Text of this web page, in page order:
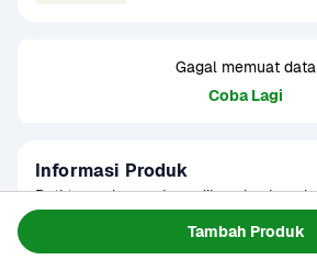
Tambah Produk
Gagal memuat data
Coba Lagi
Informasi Produk
Roti tawar kupas, juga dikenal sebagai
dipotong atau dikupas kulit atau kerak